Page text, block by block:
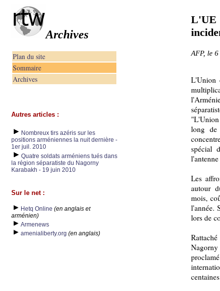
Archives
Plan du site
Sommaire
Archives
Autres articles :
Nombreux tirs azéris sur les
positions arméniennes la nuit dernière -
1er juil. 2010
Quatre soldats arméniens tués dans
la région séparatiste du Nagorny
Karabakh - 19 juin 2010
Sur le net :
Hetq Online (en anglais et
arménien)
Armenews
amenialiberty.org (en anglais)
AFP, le
L'Union
long de
spécial
Les
autour
mois,
l'année.
lors de
Nagorny